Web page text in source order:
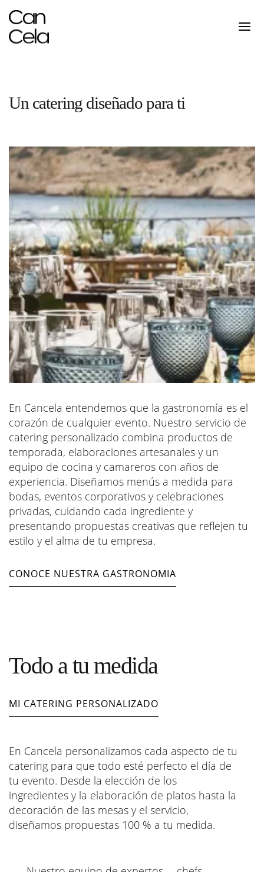
contenido
Un catering diseñado para ti
En Cancela entendemos que la gastronomía es el
corazón de cualquier evento. Nuestro servicio de
catering personalizado combina productos de
temporada, elaboraciones artesanales y un
equipo de cocina y camareros con años de
experiencia. Diseñamos menús a medida para
bodas, eventos corporativos y celebraciones
privadas, cuidando cada ingrediente y
presentando propuestas creativas que reflejen tu
estilo y el alma de tu empresa.
CONOCE NUESTRA GASTRONOMIA
Todo a tu medida
MI CATERING PERSONALIZADO
En Cancela personalizamos cada aspecto de tu
catering para que todo esté perfecto el día de
tu evento. Desde la elección de los
ingredientes y la elaboración de platos hasta la
decoración de las mesas y el servicio,
diseñamos propuestas 100 % a tu medida.